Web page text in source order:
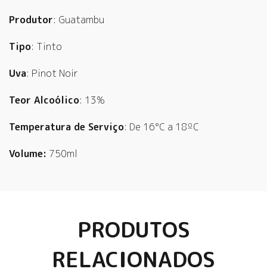
Produtor: Guatambu
Tipo: Tinto
Uva: Pinot Noir
Teor Alcoólico: 13%
Temperatura de Serviço: De 16°C a 18ºC
Volume: 750ml
PRODUTOS
RELACIONADOS